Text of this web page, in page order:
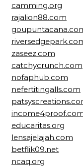
camming.org
rajalion88.com
zaseez.com
catchycrunch.com
nofaphub.com
nefertitingalls.com
educaritas.org
lensajelajah.com
betflik09.net
ncaq.org